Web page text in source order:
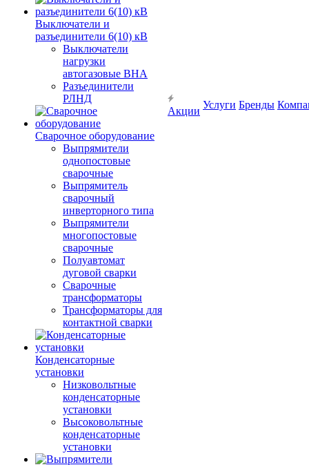
Выключатели и
разъединители 6(10) кВ
Выключатели
нагрузки
автогазовые ВНА
Разъединители
РЛНД
Сварочное оборудование
Выпрямители
однопостовые
сварочные
Выпрямитель
сварочный
инверторного типа
Выпрямители
многопостовые
сварочные
Полуавтомат
дуговой сварки
Сварочные
трансформаторы
Трансформаторы для
контактной сварки
Конденсаторные
установки
Низковольтные
конденсаторные
установки
Высоковольтные
конденсаторные
установки
Акции
Услуги Бренды